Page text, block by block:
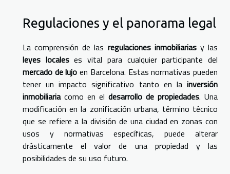
Regulaciones y el panorama legal
La comprensión de las regulaciones inmobiliariasy las
leyes localeses vital para cualquier participante del
mercado de lujo en Barcelona. Estas normativas pueden
tener un impacto significativo tanto en la inversión
inmobiliariacomo en el desarrollo de propiedades. Una
modificación en la zonificación urbana, término técnico
que se refiere a la división de una ciudad en zonas con
usos y normativas específicas, puede alterar
drásticamente el valor de una propiedad y las
posibilidades de su uso futuro.